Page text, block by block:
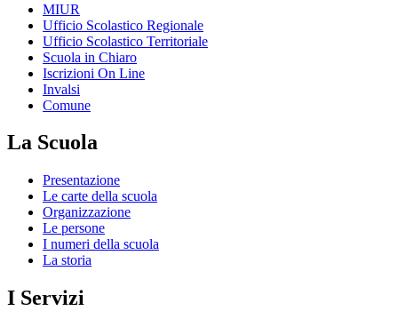
MIUR
Ufficio Scolastico Regionale
Ufficio Scolastico Territoriale
Scuola in Chiaro
Iscrizioni On Line
Invalsi
Comune
La Scuola
Presentazione
Le carte della scuola
Organizzazione
Le persone
I numeri della scuola
La storia
I Servizi